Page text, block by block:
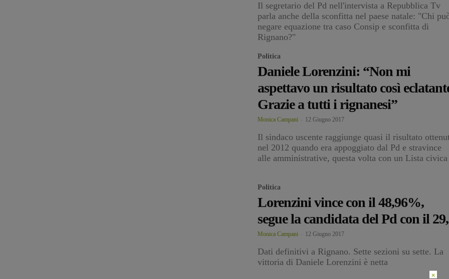
Il segretario del Pd nell'intervista a Repubblica Tv
parla anche della sconfitta nel paese natale: "Chi
negare equazione tra caso Consip e sconfitta di
Rignano?"
Politica
Daniele Lorenzini: “Non mi
aspettavo un risultato così
Grazie a tutti i rignanesi”
Monica Campani 12 Giugno 2017
Il sindaco uscente raggiunge quasi il risultato
nel 2012 quando era appoggiato dal Pd e stravince
alle amministrative, questa volta con un Lista civica
Politica
Lorenzini vince con il 48,96%,
segue la candidata del Pd con il
Monica Campani 12 Giugno 2017
Dati definitivi a Rignano. Sette sezioni su sette. La
vittoria di Daniele Lorenzini è netta
×